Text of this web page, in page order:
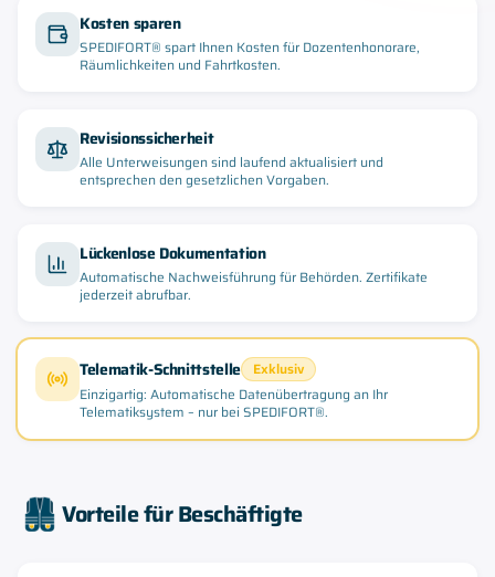
Kosten sparen
SPEDIFORT® spart Ihnen Kosten für Dozentenhonorare,
Räumlichkeiten und Fahrtkosten.
Revisionssicherheit
Alle Unterweisungen sind laufend aktualisiert und
entsprechen den gesetzlichen Vorgaben.
Lückenlose Dokumentation
Automatische Nachweisführung für Behörden. Zertifikate
jederzeit abrufbar.
Telematik-Schnittstelle
Exklusiv
Einzigartig: Automatische Datenübertragung an Ihr
Telematiksystem – nur bei SPEDIFORT®.
Vorteile für Beschäftigte